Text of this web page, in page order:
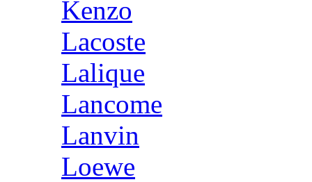
Kenzo
Lacoste
Lalique
Lancome
Lanvin
Loewe